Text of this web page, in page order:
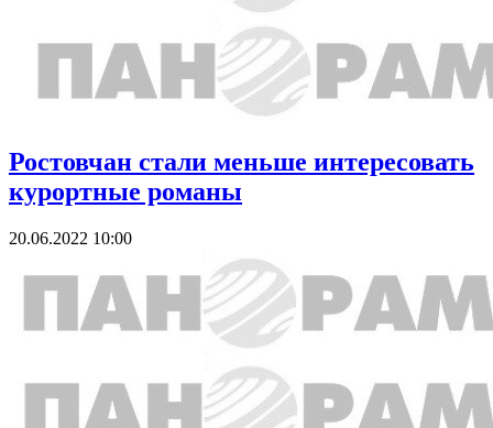
Ростовчан стали меньше интересовать
курортные романы
20.06.2022 10:00